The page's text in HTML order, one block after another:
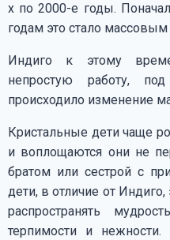
х по 2000-е годы.
годам это стало
Индиго к этому
непростую работу,
происходило изменение
Кристальные дети чаще
и воплощаются они не
братом или сестрой с
дети, в отличие от
распространять
терпимости и нежности.